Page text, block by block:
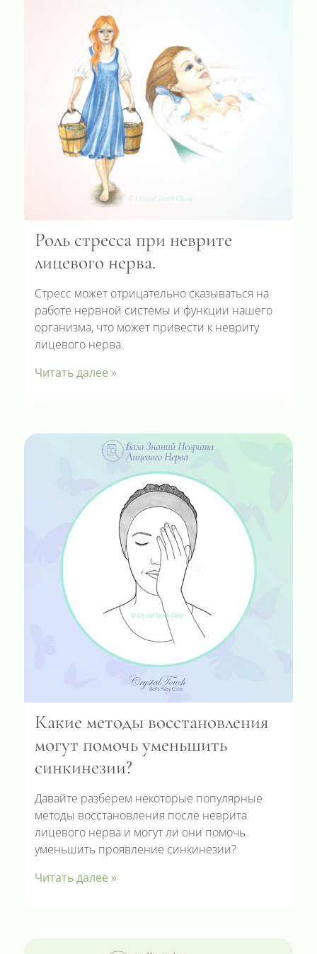
Роль стресса при неврите
лицевого нерва.
Стресс может отрицательно сказываться на
работе нервной системы и функции нашего
организма, что может привести к невриту
лицевого нерва.
Читать далее »
Какие методы восстановления
могут помочь уменьшить
синкинезии?
Давайте разберем некоторые популярные
методы восстановления после неврита
лицевого нерва и могут ли они помочь
уменьшить проявление синкинезии?
Читать далее »